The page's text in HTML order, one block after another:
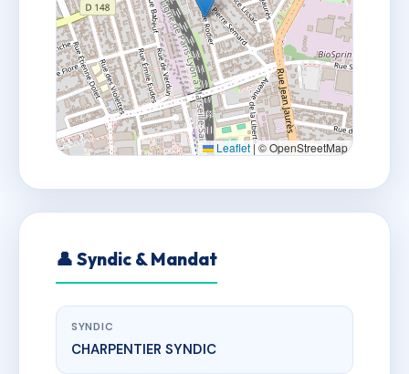
Leaflet|© OpenStreetMap
👤 Syndic & Mandat
SYNDIC
CHARPENTIER SYNDIC